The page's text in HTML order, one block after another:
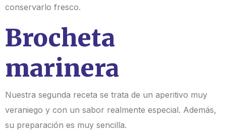
conservarlo fresco.
Brocheta
marinera
Nuestra segunda receta se trata de un aperitivo muy
veraniego y con un sabor realmente especial. Además,
su preparación es muy sencilla.